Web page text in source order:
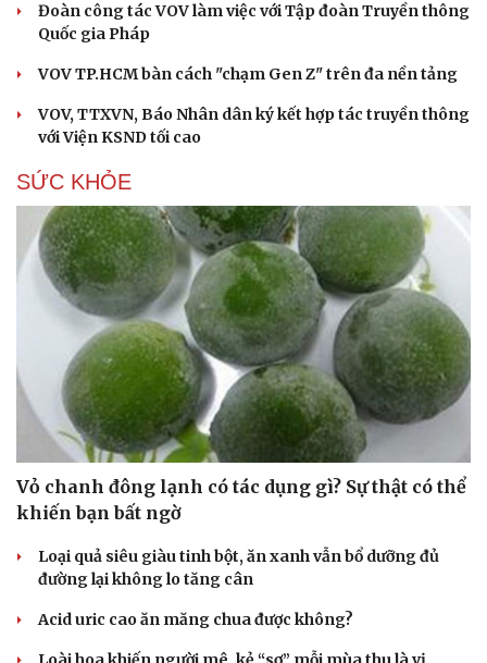
Đoàn công tác VOV làm việc với Tập đoàn Truyền thông
Quốc gia Pháp
VOV TP.HCM bàn cách "chạm Gen Z" trên đa nền tảng
VOV, TTXVN, Báo Nhân dân ký kết hợp tác truyền thông
với Viện KSND tối cao
SỨC KHỎE
Vỏ chanh đông lạnh có tác dụng gì? Sự thật có thể
khiến bạn bất ngờ
Loại quả siêu giàu tinh bột, ăn xanh vẫn bổ dưỡng đủ
đường lại không lo tăng cân
Acid uric cao ăn măng chua được không?